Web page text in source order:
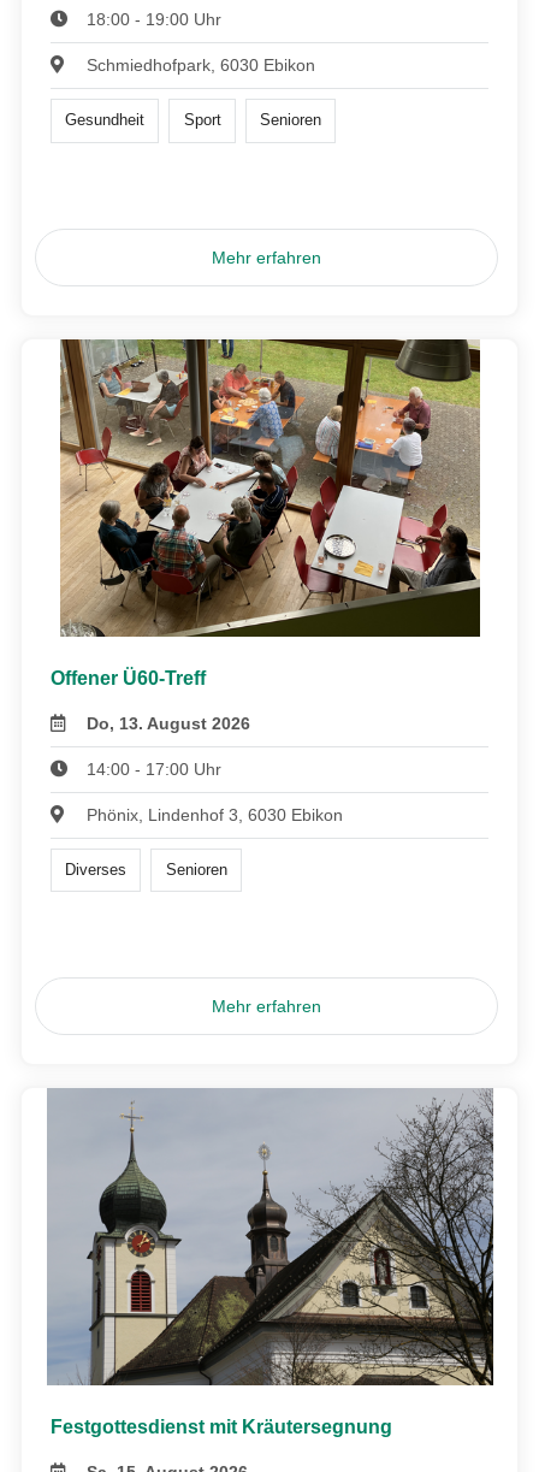
18:00 - 19:00 Uhr
Schmiedhofpark, 6030 Ebikon
Gesundheit Sport Senioren
Mehr erfahren
Offener Ü60-Treff
Do, 13. August 2026
14:00 - 17:00 Uhr
Phönix, Lindenhof 3, 6030 Ebikon
Diverses Senioren
Mehr erfahren
Festgottesdienst mit Kräutersegnung